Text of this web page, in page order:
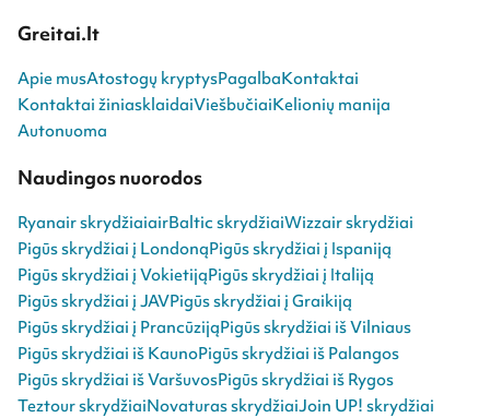
Greitai.lt
Apie musAtostogų kryptysPagalbaKontaktai
Kontaktai žiniasklaidaiViešbučiaiKelionių manija
Autonuoma
Naudingos nuorodos
Ryanair skrydžiaiairBaltic skrydžiaiWizzair skrydžiai
Pigūs skrydžiai į LondonąPigūs skrydžiai į Ispaniją
Pigūs skrydžiai į VokietijąPigūs skrydžiai į Italiją
Pigūs skrydžiai į JAVPigūs skrydžiai į Graikiją
Pigūs skrydžiai į PrancūzijąPigūs skrydžiai iš Vilniaus
Pigūs skrydžiai iš KaunoPigūs skrydžiai iš Palangos
Pigūs skrydžiai iš VaršuvosPigūs skrydžiai iš Rygos
Teztour skrydžiaiNovaturas skrydžiaiJoin UP! skrydžiai